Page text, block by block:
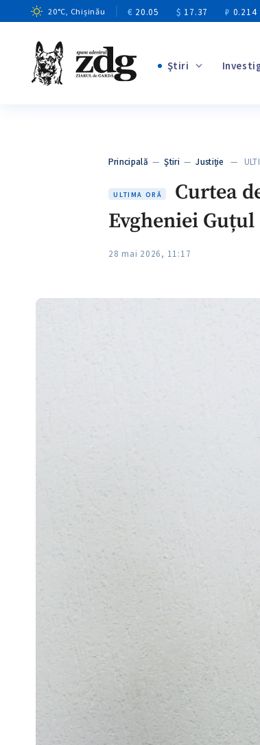
20°C, Chișinău € 20.05 $ 17.37 ₽ 0.214
Ştiri
Principală —Ştiri —Justiție —
ULTIMA ORĂ
Curtea
Evgheniei Guțul
28 mai 2026, 11:17